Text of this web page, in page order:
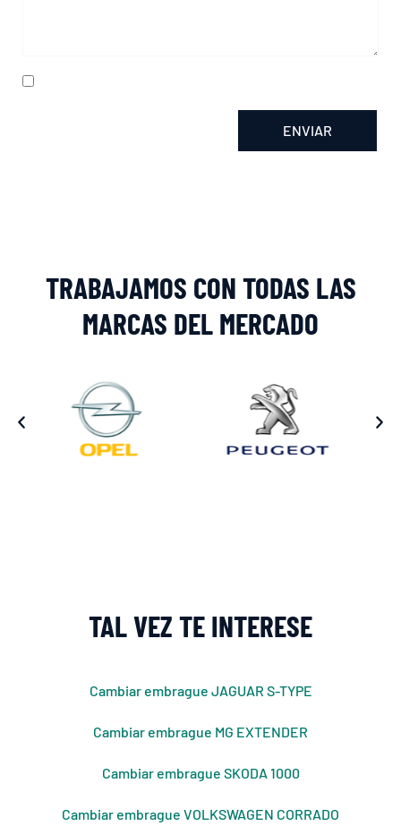
ENVIAR
TRABAJAMOS CON TODAS LAS
MARCAS DEL MERCADO
TAL VEZ TE INTERESE
Cambiar embrague JAGUAR S-TYPE
Cambiar embrague MG EXTENDER
Cambiar embrague SKODA 1000
Cambiar embrague VOLKSWAGEN CORRADO